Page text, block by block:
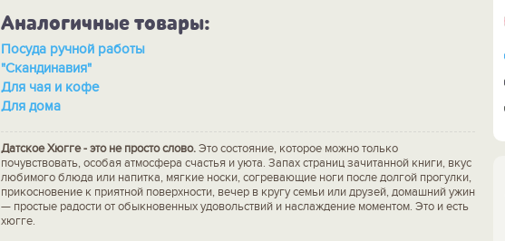
Аналогичные товары:
Посуда ручной работы
"Скандинавия"
Для чая и кофе
Для дома
Датское Хюгге - это не просто слово.Это состояние, которое можно только
почувствовать, особая атмосфера счастья и уюта. Запах страниц зачитанной книги, вкус
любимого блюда или напитка, мягкие носки, согревающие ноги после долгой прогулки,
прикосновение к приятной поверхности, вечер в кругу семьи или друзей, домашний ужин
— простые радости от обыкновенных удовольствий и наслаждение моментом. Это и есть
хюгге.